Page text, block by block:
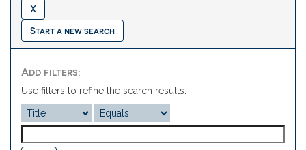
Start a new search
Add filters:
Use filters to refine the search results.